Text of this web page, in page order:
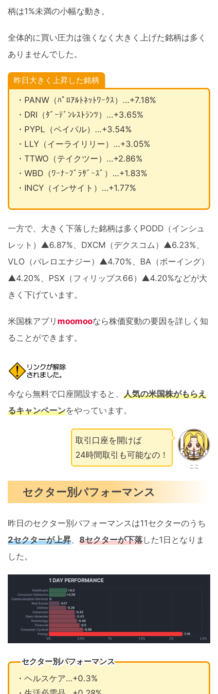
柄は1%未満の小幅な動き。
全体的に買い圧力は強くなく大きく上げた銘柄は多く
ありませんでした。
昨日大きく上昇した銘柄
・PANW（ﾊﾟﾛｱﾙﾄﾈｯﾄﾜｰｸｽ）…+7.18%
・DRI（ﾀﾞｰﾃﾞﾝﾚｽﾄﾗﾝﾂ）…+3.65%
・PYPL（ペイパル）…+3.54%
・LLY（イーライリリー）…+3.05%
・TTWO（テイクツー）…+2.86%
・WBD（ﾜｰﾅｰﾌﾞﾗｻﾞｰｽﾞ）…+1.83%
・INCY（インサイト）…+1.77%
一方で、大きく下落した銘柄は多くPODD（インシュ
レット）▲6.87%、DXCM（デクスコム）▲6.23%、
VLO（バレロエナジー）▲4.70%、BA（ボーイング）
▲4.20%、PSX（フィリップス66）▲4.20%などが大
きく下げています。
米国株アプリ moomooなら株価変動の要因を詳しく知
ることができます。
今なら無料で口座開設すると、 人気の米国株がもらえ
るキャンペーンをやっています。
ここ
取引口座を開けば
24時間取引も可能なの！
セクター別パフォーマンス
昨日のセクター別パフォーマンスは11セクターのうち
2セクターが上昇、 8セクターが下落した1日となりま
した。
セクター別パフォーマンス
・ヘルスケア…+0.3%